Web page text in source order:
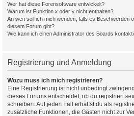
Wer hat diese Forensoftware entwickelt?
Warum ist Funktion x oder y nicht enthalten?
An wen soll ich mich wenden, falls es Beschwerden
diesem Forum gibt?
Wie kann ich einen Administrator des Boards
Registrierung und Anmeldung
Wozu muss ich mich registrieren?
Eine Registrierung ist nicht unbedingt
dieses Forums entscheidet, ob du registriert
schreiben. Auf jeden Fall erhältst du als
zusätzliche Funktionen, die Gästen nicht zur